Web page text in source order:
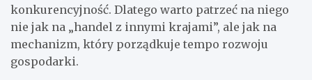
konkurencyjność. Dlatego warto patrzeć na niego
nie jak na „handel z innymi krajami”, ale jak na
mechanizm, który porządkuje tempo rozwoju
gospodarki.